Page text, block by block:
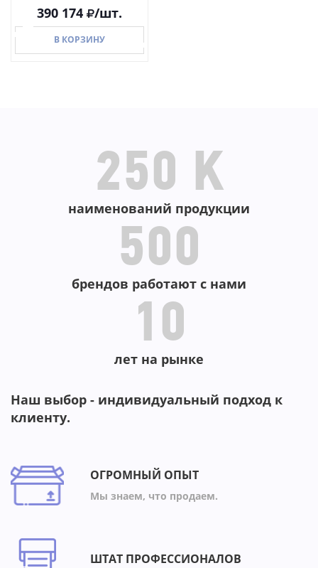
390 174 /шт.
В КОРЗИНУ
250 K
наименований продукции
500
брендов работают с нами
10
лет на рынке
Наш выбор - индивидуальный подход к
клиенту.
ОГРОМНЫЙ ОПЫТ
Мы знаем, что продаем.
ШТАТ ПРОФЕССИОНАЛОВ